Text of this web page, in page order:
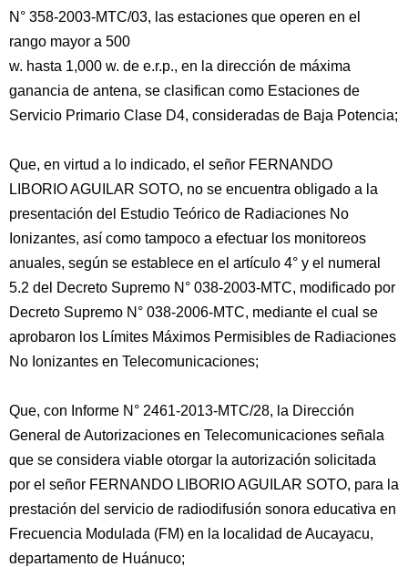
N° 358-2003-MTC/03, las estaciones que operen en el
rango mayor a 500
w. hasta 1,000 w. de e.r.p., en la dirección de máxima
ganancia de antena, se clasifican como Estaciones de
Servicio Primario Clase D4, consideradas de Baja Potencia;
Que, en virtud a lo indicado, el señor FERNANDO
LIBORIO AGUILAR SOTO, no se encuentra obligado a la
presentación del Estudio Teórico de Radiaciones No
Ionizantes, así como tampoco a efectuar los monitoreos
anuales, según se establece en el artículo 4° y el numeral
5.2 del Decreto Supremo N° 038-2003-MTC, modificado por
Decreto Supremo N° 038-2006-MTC, mediante el cual se
aprobaron los Límites Máximos Permisibles de Radiaciones
No Ionizantes en Telecomunicaciones;
Que, con Informe N° 2461-2013-MTC/28, la Dirección
General de Autorizaciones en Telecomunicaciones señala
que se considera viable otorgar la autorización solicitada
por el señor FERNANDO LIBORIO AGUILAR SOTO, para la
prestación del servicio de radiodifusión sonora educativa en
Frecuencia Modulada (FM) en la localidad de Aucayacu,
departamento de Huánuco;